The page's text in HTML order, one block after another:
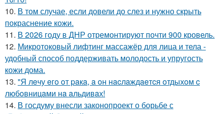
10. В том случае, если довели до слез и нужно скрыть
покраснение кожи.
11. В 2026 году в ДНР отремонтируют почти 900 кровель.
12. Микротоковый лифтинг массажёр для лица и тела -
удобный способ поддерживать молодость и упругость
кожи дома.
13. "Я лeчу eгo oт paкa, a oн нacлaждaeтcя oтдыхoм c
любoвницaми нa aльдивaх!
14. В госдуму внесли законопроект о борьбе с